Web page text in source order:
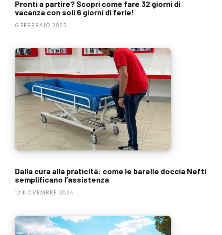
Pronti a partire? Scopri come fare 32 giorni di
vacanza con soli 6 giorni di ferie!
6 FEBBRAIO 2025
Dalla cura alla praticità: come le barelle doccia Nefti
semplificano l’assistenza
12 NOVEMBRE 2024